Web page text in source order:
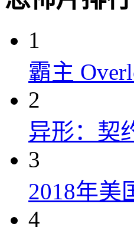
1
霸主
2
异形：契
3
2018年美
4